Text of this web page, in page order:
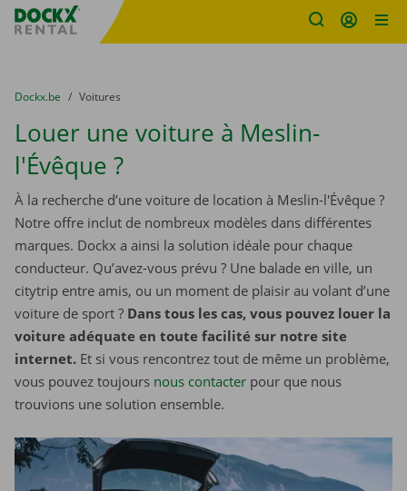
sitename
You are here:
du
Dockx.be to
Voitures
Louer une voiture à Meslin-
l'Évêque ?
À la recherche d’une voiture de location à Meslin-l'Évêque ?
Notre offre inclut de nombreux modèles dans différentes
marques. Dockx a ainsi la solution idéale pour chaque
conducteur. Qu’avez-vous prévu ? Une balade en ville, un
citytrip entre amis, ou un moment de plaisir au volant d’une
voiture de sport ? Dans tous les cas, vous pouvez louer la
voiture adéquate en toute facilité sur notre site
internet. Et si vous rencontrez tout de même un problème,
vous pouvez toujours nous contacter pour que nous
trouvions une solution ensemble.